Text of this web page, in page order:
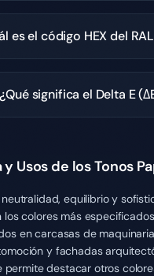
es el código HEX del
¿Qué significa el Delta E
Usos de los Tonos
equilibrio y
los colores más
en carcasas de
y fachadas
permite destacar otros